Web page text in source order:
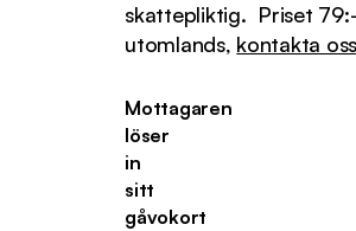
skattepliktig. Priset
utomlands, kontakta oss
Mottagaren
löser
in
sitt
gåvokort